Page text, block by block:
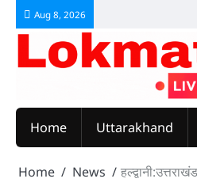
Aug 8, 2026
Home Uttarakhand
Home News